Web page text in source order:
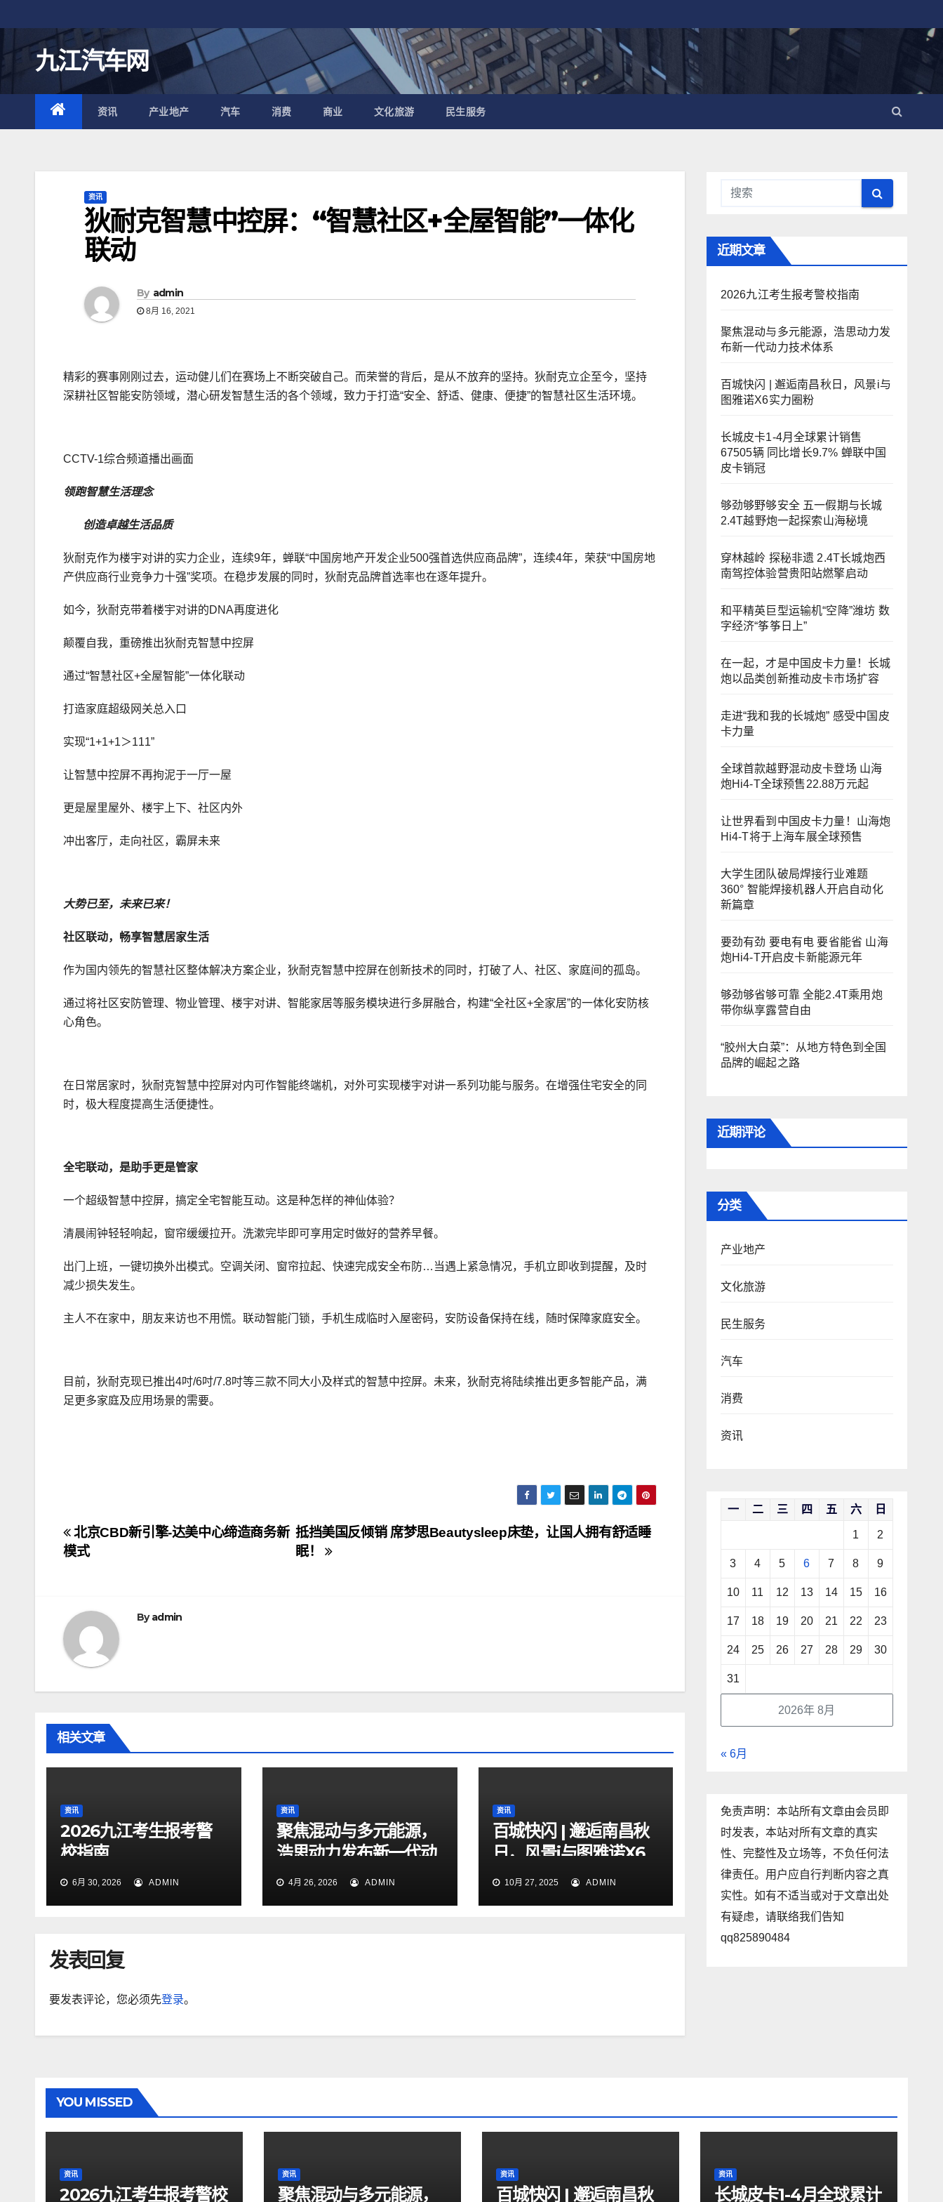
至
内
容
九江汽车网
资讯 产业地产 汽车 消费 商业 文化旅游 民生服务
资讯
狄耐克智慧中控屏：“智慧社区+全屋智能”一体化
联动
By admin
8月 16, 2021
精彩的赛事刚刚过去，运动健儿们在赛场上不断突破自己。而荣誉的背后，是从不放弃的坚持。狄耐克立企至今，坚持
深耕社区智能安防领域，潜心研发智慧生活的各个领域，致力于打造“安全、舒适、健康、便捷”的智慧社区生活环境。
CCTV-1综合频道播出画面
领跑智慧生活理念
创造卓越生活品质
狄耐克作为楼宇对讲的实力企业，连续9年，蝉联“中国房地产开发企业500强首选供应商品牌”，连续4年，荣获“中国房地
产供应商行业竞争力十强”奖项。在稳步发展的同时，狄耐克品牌首选率也在逐年提升。
如今，狄耐克带着楼宇对讲的DNA再度进化
颠覆自我，重磅推出狄耐克智慧中控屏
通过“智慧社区+全屋智能”一体化联动
打造家庭超级网关总入口
实现“1+1+1＞111”
让智慧中控屏不再拘泥于一厅一屋
更是屋里屋外、楼宇上下、社区内外
冲出客厅，走向社区，霸屏未来
大势已至，未来已来！
社区联动，畅享智慧居家生活
作为国内领先的智慧社区整体解决方案企业，狄耐克智慧中控屏在创新技术的同时，打破了人、社区、家庭间的孤岛。
通过将社区安防管理、物业管理、楼宇对讲、智能家居等服务模块进行多屏融合，构建“全社区+全家居”的一体化安防核
心角色。
在日常居家时，狄耐克智慧中控屏对内可作智能终端机，对外可实现楼宇对讲一系列功能与服务。在增强住宅安全的同
时，极大程度提高生活便捷性。
全宅联动，是助手更是管家
一个超级智慧中控屏，搞定全宅智能互动。这是种怎样的神仙体验？
清晨闹钟轻轻响起，窗帘缓缓拉开。洗漱完毕即可享用定时做好的营养早餐。
出门上班，一键切换外出模式。空调关闭、窗帘拉起、快速完成安全布防…当遇上紧急情况，手机立即收到提醒，及时
减少损失发生。
主人不在家中，朋友来访也不用慌。联动智能门锁，手机生成临时入屋密码，安防设备保持在线，随时保障家庭安全。
目前，狄耐克现已推出4吋/6吋/7.8吋等三款不同大小及样式的智慧中控屏。未来，狄耐克将陆续推出更多智能产品，满
足更多家庭及应用场景的需要。
文
章
航
抵挡美国反倾销 席梦思Beautysleep床垫，让国人拥有舒适睡
眠！
北京CBD新引擎-达美中心缔造商务新
模式
Byadmin
相关文章
资讯
2026九江考生报考警
校指南
6月 30, 2026 ADMIN
资讯
聚焦混动与多元能源，
浩思动力发布新一代动
力技术体系
4月 26, 2026 ADMIN
资讯
百城快闪 | 邂逅南昌秋
日，风景i与图雅诺X6
实力圈粉
10月 27, 2025 ADMIN
发表回复
要发表评论，您必须先登录。
近期文章
2026九江考生报考警校指南
聚焦混动与多元能源，浩思动力发
布新一代动力技术体系
百城快闪 | 邂逅南昌秋日，风景i与
图雅诺X6实力圈粉
长城皮卡1-4月全球累计销售
67505辆 同比增长9.7% 蝉联中国
皮卡销冠
够劲够野够安全 五一假期与长城
2.4T越野炮一起探索山海秘境
穿林越岭 探秘非遗 2.4T长城炮西
南驾控体验营贵阳站燃擎启动
和平精英巨型运输机“空降”潍坊 数
字经济“筝筝日上”
在一起，才是中国皮卡力量！长城
炮以品类创新推动皮卡市场扩容
走进“我和我的长城炮” 感受中国皮
卡力量
全球首款越野混动皮卡登场 山海
炮Hi4-T全球预售22.88万元起
让世界看到中国皮卡力量！山海炮
Hi4-T将于上海车展全球预售
大学生团队破局焊接行业难题
360° 智能焊接机器人开启自动化
新篇章
要劲有劲 要电有电 要省能省 山海
炮Hi4-T开启皮卡新能源元年
够劲够省够可靠 全能2.4T乘用炮
带你纵享露营自由
“胶州大白菜”：从地方特色到全国
品牌的崛起之路
近期评论
分类
产业地产
文化旅游
民生服务
汽车
消费
资讯
2026年 8月
一 二 三 四 五 六 日
1 2
3 4 5 6 7 8 9
10 11 12 13 14 15 16
17 18 19 20 21 22 23
24 25 26 27 28 29 30
31
« 6月
免责声明：本站所有文章由会员即
时发表，本站对所有文章的真实
性、完整性及立场等，不负任何法
律责任。用户应自行判断内容之真
实性。如有不适当或对于文章出处
有疑虑，请联络我们告知
qq825890484
YOU MISSED
资讯
2026九江考生报考警校
资讯
聚焦混动与多元能源，
资讯
百城快闪 | 邂逅南昌秋
资讯
长城皮卡1-4月全球累计